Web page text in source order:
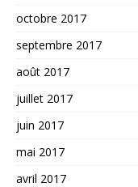
octobre 2017
septembre 2017
août 2017
juillet 2017
juin 2017
mai 2017
avril 2017